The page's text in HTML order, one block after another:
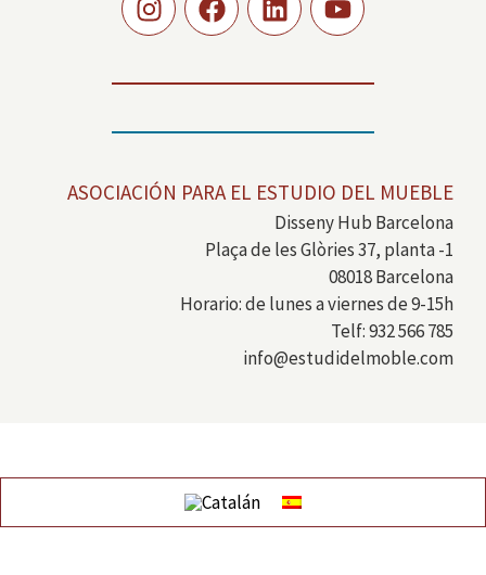
ASOCIACIÓN PARA EL ESTUDIO DEL MUEBLE
Disseny Hub Barcelona
Plaça de les Glòries 37, planta -1
08018 Barcelona
Horario: de lunes a viernes de 9-15h
Telf: 932 566 785
info@estudidelmoble.com